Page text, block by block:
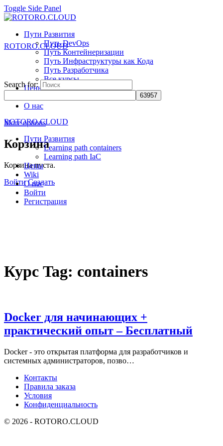
Toggle Side Panel
Пути Развития
Путь DevOps
Путь Контейнеризации
Путь Инфраструктуры как Кода
Путь Разработчика
Все курсы
Цены
О нас
More options
Корзина
Корзина пуста.
Войти Создать
ROTORO.CLOUD
Search for:
ROTORO.CLOUD
Пути Развития
Learning path containers
Learning path IaC
Цены
Wiki
О нас
Войти
Регистрация
Курс Tag: containers
Docker для начинающих +
практический опыт – Бесплатный
Docker - это открытая платформа для разработчиков и
системных администраторов, позво…
Контакты
Правила заказа
Условия
Конфиденциальность
© 2026 - ROTORO.CLOUD